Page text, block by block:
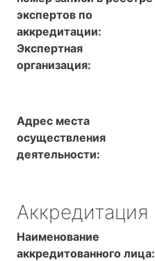
экспертов по
аккредитации:
Экспертная
организация:
Адрес места
осуществления
деятельности:
Аккредитация
Наименование
аккредитованного лица: